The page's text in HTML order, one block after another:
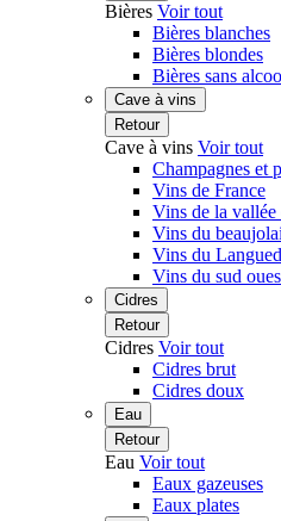
Bières Voir tout
Bières blanches
Bières blondes
Bières sans
Cave à vins
Retour
Cave à vins Voir tout
Champagnes et
Vins de France
Vins de la
Vins du
Vins du
Vins du sud
Cidres
Retour
Cidres Voir tout
Cidres brut
Cidres doux
Eau
Retour
Eau Voir tout
Eaux gazeuses
Eaux plates